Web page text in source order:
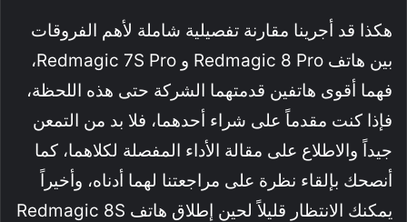
هكذا قد أجرينا مقارنة تفصيلية شاملة لأهم الفروقات
بين هاتف Redmagic 8 Pro و Redmagic 7S Pro،
فهما أقوى هاتفين قدمتهما الشركة حتى هذه اللحظة،
فإذا كنت مقدماً على شراء أحدهما، فلا بد من التمعن
جيداً والاطلاع على مقالة الأداء المفصلة لكلاهما، كما
أنصحك بإلقاء نظرة على مراجعتنا لهما أدناه، وأخيراً
يمكنك الانتظار قليلاً لحين إطلاق هاتف Redmagic 8S